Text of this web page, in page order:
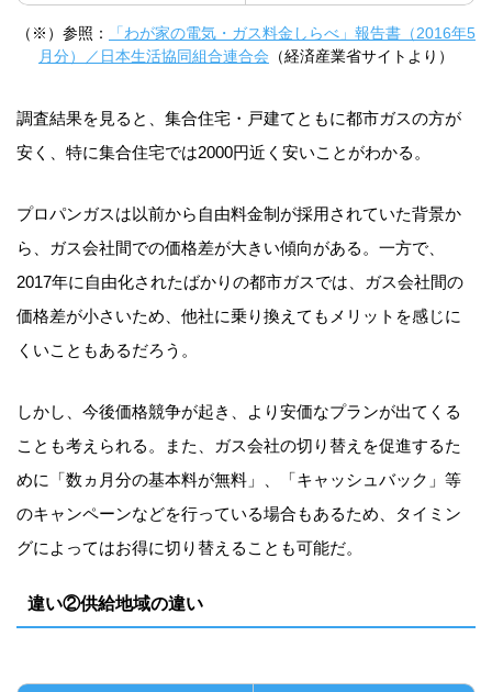
（※）参照：
「わが家の電気・ガス料金しらべ」報告書（2016年5
月分）／日本生活協同組合連合会 （経済産業省サイトより）
調査結果を見ると、集合住宅・戸建てともに都市ガスの方が
安く、特に集合住宅では2000円近く安いことがわかる。
プロパンガスは以前から自由料金制が採用されていた背景か
ら、ガス会社間での価格差が大きい傾向がある。一方で、
2017年に自由化されたばかりの都市ガスでは、ガス会社間の
価格差が小さいため、他社に乗り換えてもメリットを感じに
くいこともあるだろう。
しかし、今後価格競争が起き、より安価なプランが出てくる
ことも考えられる。また、ガス会社の切り替えを促進するた
めに「数ヵ月分の基本料が無料」、「キャッシュバック」等
のキャンペーンなどを行っている場合もあるため、タイミン
グによってはお得に切り替えることも可能だ。
違い②供給地域の違い